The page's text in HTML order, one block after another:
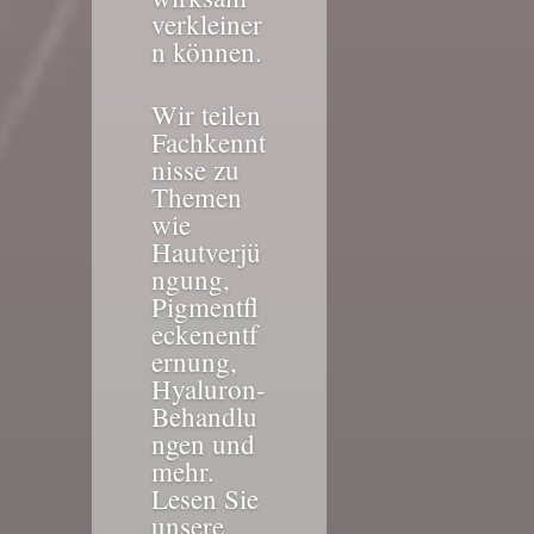
verkleiner
n können.
Wir teilen
Fachkennt
nisse zu
Themen
wie
Hautverjü
ngung,
Pigmentfl
eckenentf
ernung,
Hyaluron-
Behandlu
ngen und
mehr.
Lesen Sie
unsere